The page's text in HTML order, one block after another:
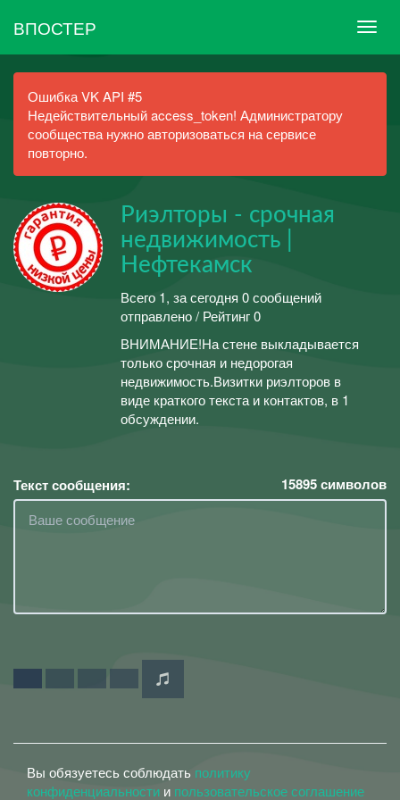
ВПОСТЕР
Ошибка VK API #5
Недействительный access_token! Администратору
сообщества нужно авторизоваться на сервисе
повторно.
Риэлторы - срочная
недвижимость |
Нефтекамск
Всего 1, за сегодня 0 сообщений
отправлено / Рейтинг 0
ВНИМАНИЕ!На стене выкладывается
только срочная и недорогая
недвижимость.Визитки риэлторов в
виде краткого текста и контактов, в 1
обсуждении.
Текст сообщения: 15895символов
Вы обязуетесь соблюдать политику
конфиденциальности и пользовательское соглашение